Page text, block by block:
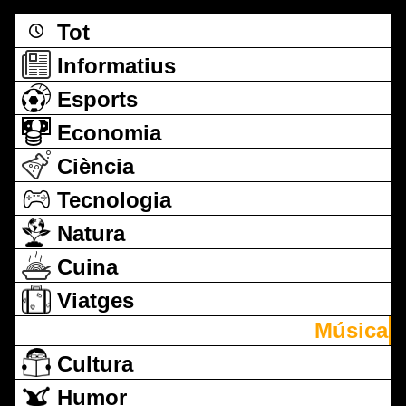
Tot
Informatius
Esports
Economia
Ciència
Tecnologia
Natura
Cuina
Viatges
Música
Cultura
Humor